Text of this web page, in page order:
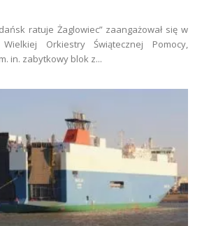
ratuje Żaglowiec” zaangażował się w
Orkiestry Świątecznej Pomocy,
in. zabytkowy blok z...